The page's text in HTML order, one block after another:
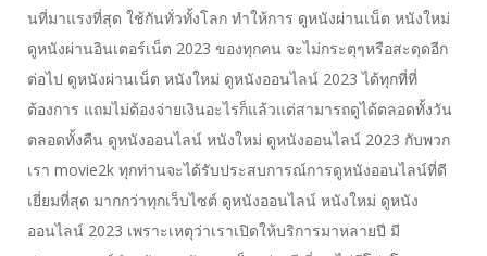
นที่มาแรงที่สุด ใช้กันทั่วทั้งโลก ทำให้การ ดูหนังผ่านเน็ต หนังใหม่
ดูหนังผ่านอินเตอร์เน็ต 2023 ของทุกคน จะไม่กระตุๆหรือสะดุดอีก
ต่อไป ดูหนังผ่านเน็ต หนังใหม่ ดูหนังออนไลน์ 2023 ได้ทุกที่ที่
ต้องการ แถมไม่ต้องจ่ายเงินอะไรก็แล้วแต่สามารถดูได้ตลอดทั้งวัน
ตลอดทั้งคืน ดูหนังออนไลน์ หนังใหม่ ดูหนังออนไลน์ 2023 กับพวก
เรา movie2k ทุกท่านจะได้รับประสบการณ์การดูหนังออนไลน์ที่ดี
เยี่ยมที่สุด มากกว่าทุกเว็บไซต์ ดูหนังออนไลน์ หนังใหม่ ดูหนัง
ออนไลน์ 2023 เพราะเหตุว่าเราเปิดให้บริการมาหลายปี มี